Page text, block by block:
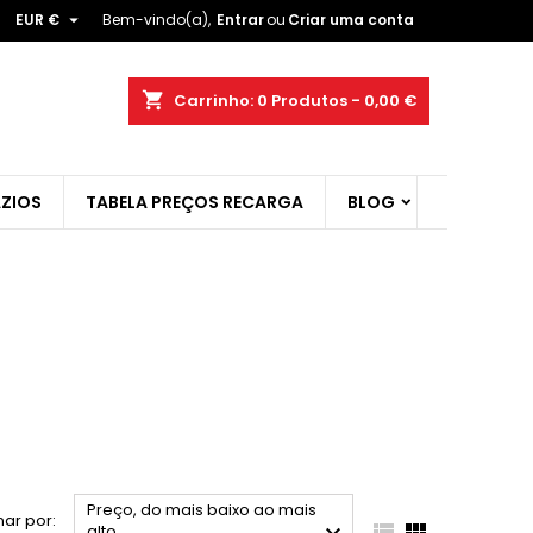
Bem-vindo(a), Entrarou Criar uma conta
EUR € 
shopping_cart Carrinho: 0 Produtos - 0,00 €
TABELA PREÇOS RECARGA BLOG
por:
Preço, do mais baixo ao mais